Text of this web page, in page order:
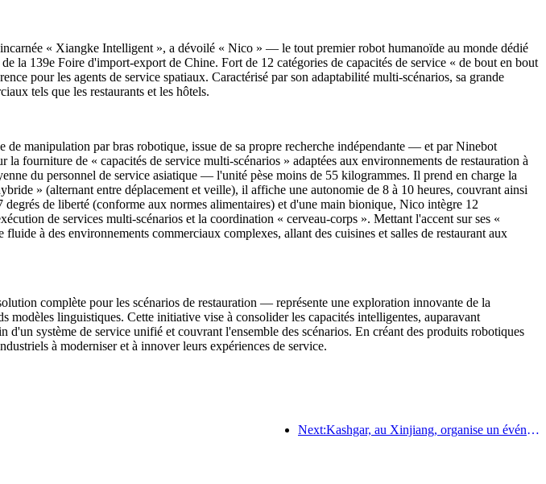
« Xiangke Intelligent », a dévoilé « Nico » — le tout premier robot humanoïde au monde dédié
la 139e Foire d'import-export de Chine. Fort de 12 catégories de capacités de service « de bout en bout
pour les agents de service spatiaux. Caractérisé par son adaptabilité multi-scénarios, sa grande
tels que les restaurants et les hôtels.
manipulation par bras robotique, issue de sa propre recherche indépendante — et par Ninebot
fourniture de « capacités de service multi-scénarios » adaptées aux environnements de restauration à
du personnel de service asiatique — l'unité pèse moins de 55 kilogrammes. Il prend en charge la
» (alternant entre déplacement et veille), il affiche une autonomie de 8 à 10 heures, couvrant ainsi
de liberté (conforme aux normes alimentaires) et d'une main bionique, Nico intègre 12
de services multi-scénarios et la coordination « cerveau-corps ». Mettant l'accent sur ses «
à des environnements commerciaux complexes, allant des cuisines et salles de restaurant aux
complète pour les scénarios de restauration — représente une exploration innovante de la
linguistiques. Cette initiative vise à consolider les capacités intelligentes, auparavant
système de service unifié et couvrant l'ensemble des scénarios. En créant des produits robotiques
à moderniser et à innover leurs expériences de service.
Next:Kashgar, au Xinjiang, organise un événement de promotion touristique pour favoriser les échanges interethniques.